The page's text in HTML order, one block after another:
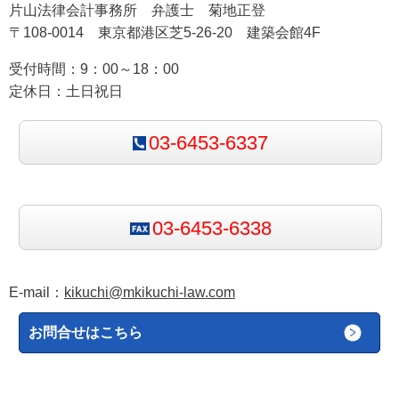
circumstances）から生じる損害であって，その特
別な事情を契約締結時に被告が知っていた（また
る損害
このルールにより，契約締結時に当事者が予見できな
かった損害については，契約違反との因果関係があっ
す。
片山法律会計事務所 弁護士 菊地正登
〒108-0014 東京都港区芝5-26-20 建築会館4F
受付時間：9：00～18：00
定休日：土日祝日
03-6453-6337
03-6453-6338
E-mail： kikuchi@mkikuchi-law.com
お問合せはこちら